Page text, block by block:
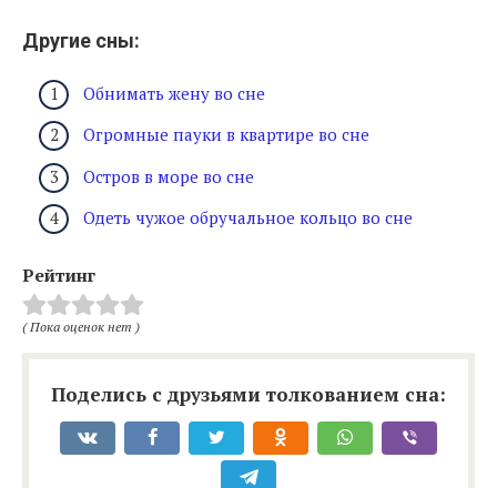
Другие сны:
Обнимать жену во сне
Огромные пауки в квартире во сне
Остров в море во сне
Одеть чужое обручальное кольцо во сне
Рейтинг
( Пока оценок нет )
Поделись с друзьями толкованием сна: